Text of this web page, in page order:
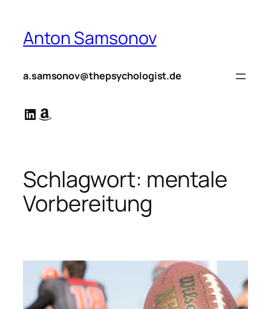
springen
Anton Samsonov
a.samsonov@thepsychologist.de
LinkedIn
Amazon
Schlagwort: mentale
Vorbereitung